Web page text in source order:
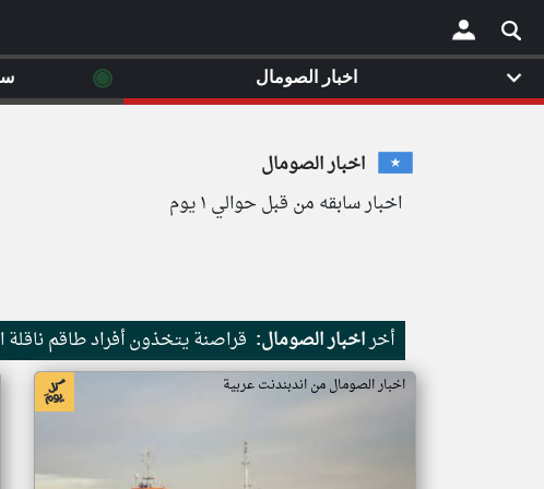
×
اخبار الصومال
اخبار سابقه من قبل حوالي ١ يوم
أخراخبار الصومال: قراصنة يتخذون أفراد طاقم ناقلة
اخبار الصومال من اندبندنت عربية
اخبار الصومال ◉